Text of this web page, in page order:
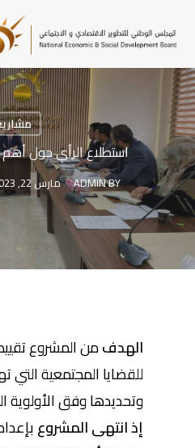
MAIN
CONTENT
استطلاع الرأي حول أهم
BY
ADMIN مارس 22, 2023
الهدفمن المشروع
للقضايا المجتمعية التي
وتحديدها وفق الأولوية
إذ انتهى المشروع